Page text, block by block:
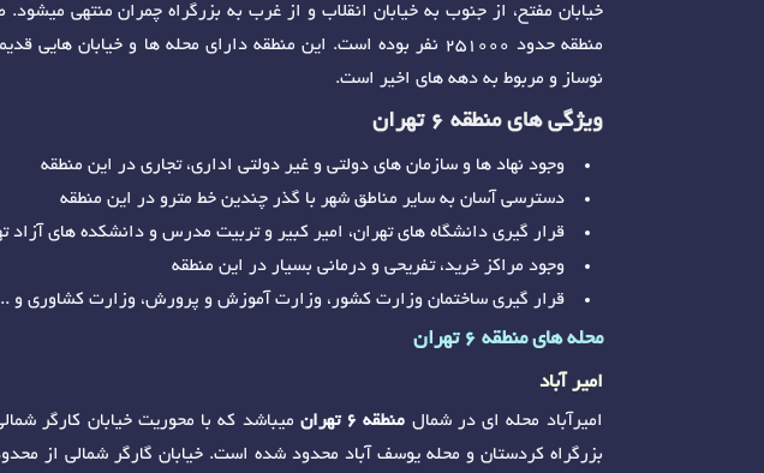
منطقه حدود 251000 نفر بوده است. این منطقه دارای محله ها و
نوساز و مربوط به دهه های اخیر است.
ویژگی های منطقه 6 تهران
وجود نهاد ها و سازمان های دولتی و غیر دولتی اداری، تجاری در این منطقه
دسترسی آسان به سایر مناطق شهر با گذر چندین خط مترو در این منطقه
قرار گیری دانشگاه های تهران، امیر کبیر و تربیت مدرس و دانشکده های آزاد
وجود مراکز خرید، تفریحی و درمانی بسیار در این منطقه
قرار گیری ساختمان وزارت کشور، وزارت آموزش و پرورش، وزارت کشاوری و
محله های منطقه 6 تهران
امیر آباد
امیرآباد محله ای در شمال منطقه 6 تهران
میباشد که با محوریت خیابان کارگر
بزرگراه کردستان و محله یوسف آباد محدود شده است. خیابان گارگر شمالی از